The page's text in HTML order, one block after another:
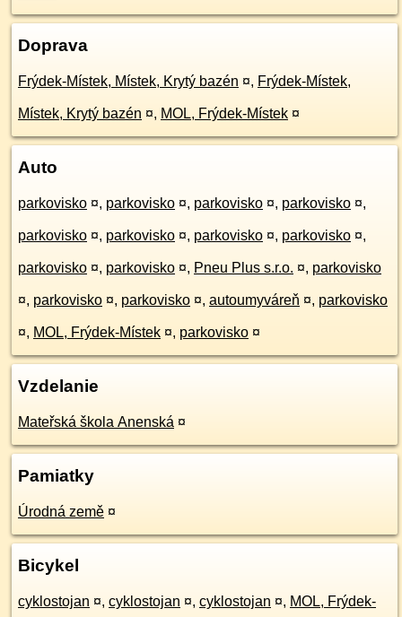
Doprava
Frýdek-Místek, Místek, Krytý bazén ¤, Frýdek-Místek,
Místek, Krytý bazén ¤, MOL, Frýdek-Místek ¤
Auto
parkovisko ¤, parkovisko ¤, parkovisko ¤, parkovisko ¤,
parkovisko ¤, parkovisko ¤, parkovisko ¤, parkovisko ¤,
parkovisko ¤, parkovisko ¤, Pneu Plus s.r.o. ¤, parkovisko
¤, parkovisko ¤, parkovisko ¤, autoumyváreň ¤, parkovisko
¤, MOL, Frýdek-Místek ¤, parkovisko ¤
Vzdelanie
Mateřská škola Anenská ¤
Pamiatky
Úrodná země ¤
Bicykel
cyklostojan ¤, cyklostojan ¤, cyklostojan ¤, MOL, Frýdek-